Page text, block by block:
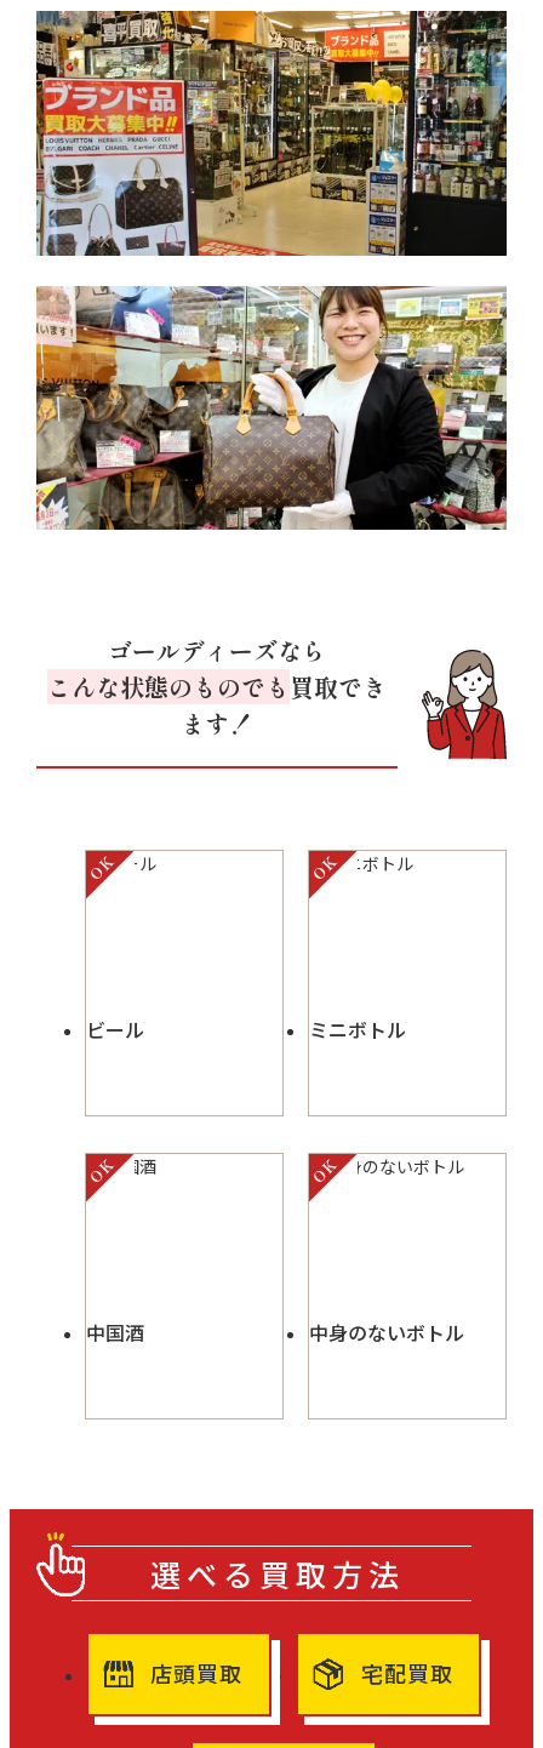
ゴールディーズなら
こんな状態のものでも 買取でき
ます！
ビール ミニボトル
中国酒 中身のないボトル
選べる買取方法
店頭買取 宅配買取